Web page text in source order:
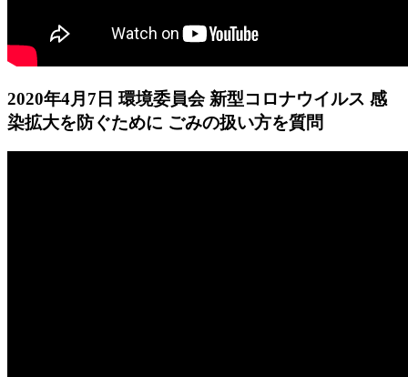
2020年4月7日 環境委員会 新型コロナウイルス 感
染拡大を防ぐために ごみの扱い方を質問